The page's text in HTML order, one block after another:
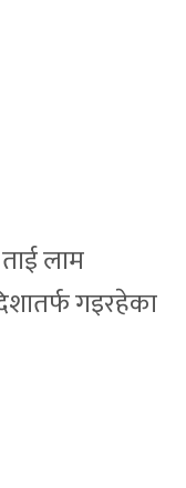
लाम
गइरहेका